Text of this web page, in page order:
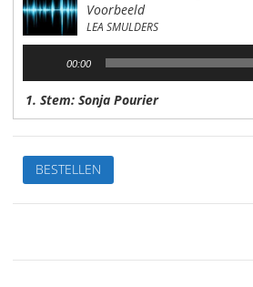
Voorbeeld
LEA SMULDERS
00:00
1. Stem: Sonja Pourier
De
ganzen
met
belletjesVan:Lea
BESTELLEN